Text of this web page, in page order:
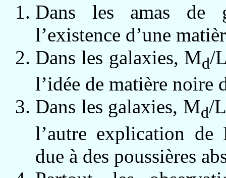
Dans les amas de
l’existence d’une
Dans les galaxies, Md/
l’idée de matière noire
Dans les galaxies, Md/
l’autre explication de
due à des poussières